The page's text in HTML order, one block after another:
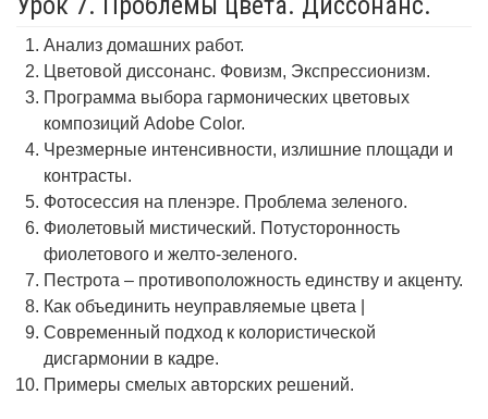
Анализ домашних работ.
Цветовой диссонанс. Фовизм, Экспрессионизм.
Программа выбора гармонических цветовых
композиций Adobe Color.
Чрезмерные интенсивности, излишние площади и
контрасты.
Фотосессия на пленэре. Проблема зеленого.
Фиолетовый мистический. Потусторонность
фиолетового и желто-зеленого.
Пестрота – противоположность единству и акценту.
Как объединить неуправляемые цвета |
Современный подход к колористической
дисгармонии в кадре.
Примеры смелых авторских решений.